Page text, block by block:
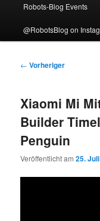
Robots-Blog Events
@RobotsBlog on
Beitragsnavigation
← Vorheriger
Xiaomi Mi
Builder
Penguin
Veröffentlicht am25.